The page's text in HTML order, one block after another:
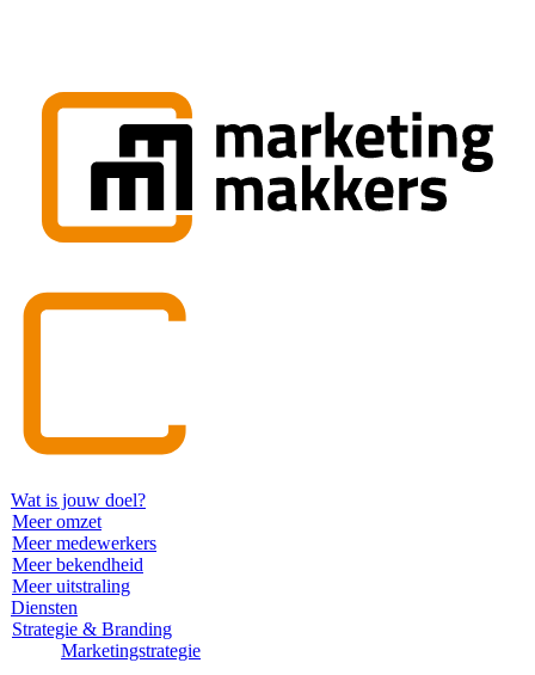
Wat is jouw doel?
Meer omzet
Meer medewerkers
Meer bekendheid
Meer uitstraling
Diensten
Strategie & Branding
Marketingstrategie